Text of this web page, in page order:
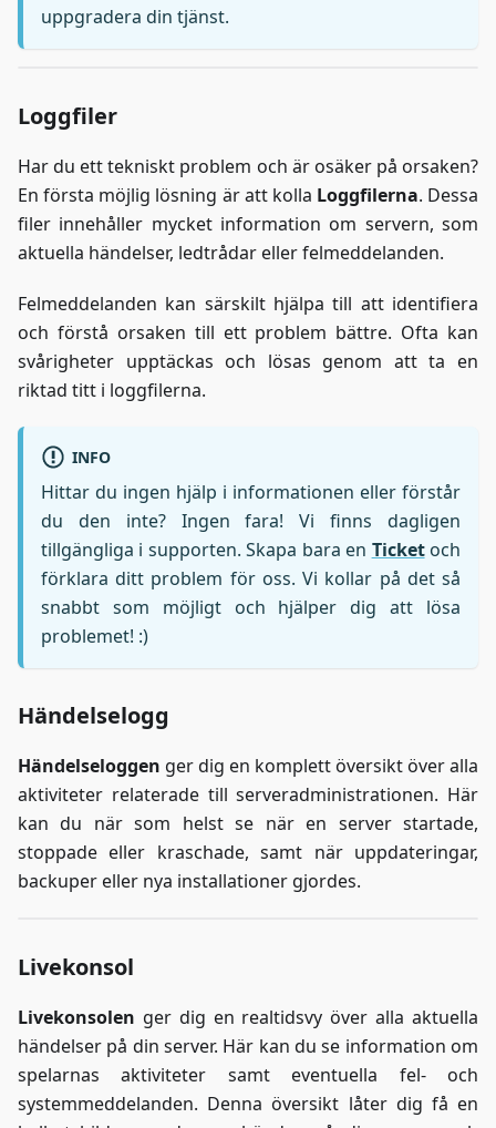
uppgradera din tjänst.
Loggfiler
Har du ett tekniskt problem och är osäker på orsaken?
En första möjlig lösning är att kolla Loggfilerna. Dessa
filer innehåller mycket information om servern, som
aktuella händelser, ledtrådar eller felmeddelanden.
Felmeddelanden kan särskilt hjälpa till att identifiera
och förstå orsaken till ett problem bättre. Ofta kan
svårigheter upptäckas och lösas genom att ta en
riktad titt i loggfilerna.
INFO
Hittar du ingen hjälp i informationen eller förstår
du den inte? Ingen fara! Vi finns dagligen
tillgängliga i supporten. Skapa bara en Ticketoch
förklara ditt problem för oss. Vi kollar på det så
snabbt som möjligt och hjälper dig att lösa
problemet! :)
Händelselogg
Händelseloggen ger dig en komplett översikt över alla
aktiviteter relaterade till serveradministrationen. Här
kan du när som helst se när en server startade,
stoppade eller kraschade, samt när uppdateringar,
backuper eller nya installationer gjordes.
Livekonsol
Livekonsolen ger dig en realtidsvy över alla aktuella
händelser på din server. Här kan du se information om
spelarnas aktiviteter samt eventuella fel- och
systemmeddelanden. Denna översikt låter dig få en